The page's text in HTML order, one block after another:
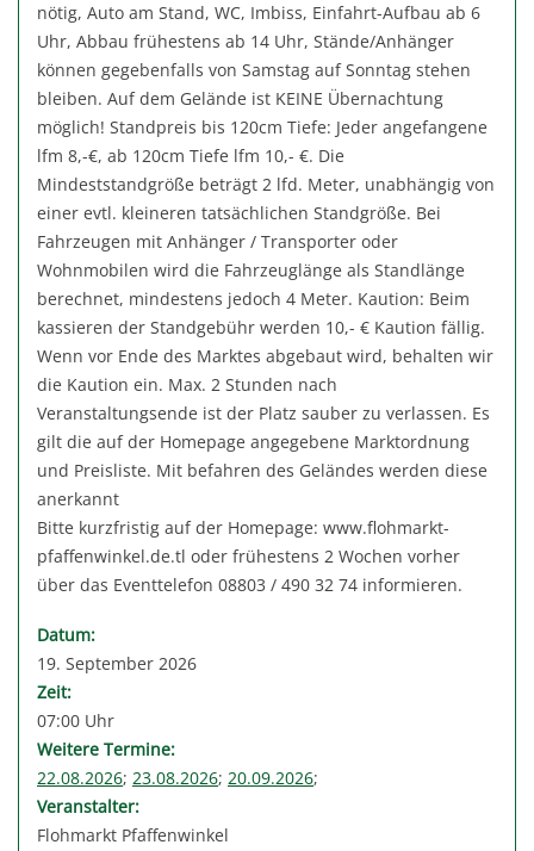
nötig, Auto am Stand, WC, Imbiss, Einfahrt-Aufbau ab 6
Uhr, Abbau frühestens ab 14 Uhr, Stände/Anhänger
können gegebenfalls von Samstag auf Sonntag stehen
bleiben. Auf dem Gelände ist KEINE Übernachtung
möglich! Standpreis bis 120cm Tiefe: Jeder angefangene
lfm 8,-€, ab 120cm Tiefe lfm 10,- €. Die
Mindeststandgröße beträgt 2 lfd. Meter, unabhängig von
einer evtl. kleineren tatsächlichen Standgröße. Bei
Fahrzeugen mit Anhänger / Transporter oder
Wohnmobilen wird die Fahrzeuglänge als Standlänge
berechnet, mindestens jedoch 4 Meter. Kaution: Beim
kassieren der Standgebühr werden 10,- € Kaution fällig.
Wenn vor Ende des Marktes abgebaut wird, behalten wir
die Kaution ein. Max. 2 Stunden nach
Veranstaltungsende ist der Platz sauber zu verlassen. Es
gilt die auf der Homepage angegebene Marktordnung
und Preisliste. Mit befahren des Geländes werden diese
anerkannt
Bitte kurzfristig auf der Homepage: www.flohmarkt-
pfaffenwinkel.de.tl oder frühestens 2 Wochen vorher
über das Eventtelefon 08803 / 490 32 74 informieren.
Datum:
19. September 2026
Zeit:
07:00 Uhr
Weitere Termine:
22.08.2026; 23.08.2026; 20.09.2026;
Veranstalter:
Flohmarkt Pfaffenwinkel